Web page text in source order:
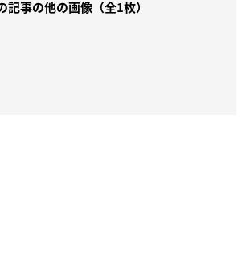
記事の他の画像（全1枚）